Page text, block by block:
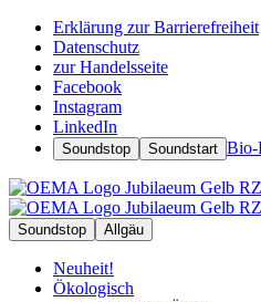
Erklärung zur Barrierefreiheit
Datenschutz
zur Handelsseite
Facebook
Instagram
LinkedIn
Soundstop Soundstart Bio-
Soundstop Allgäu
Neuheit!
Ökologisch